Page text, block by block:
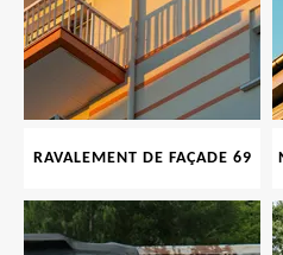
RAVALEMENT DE FAÇADE 69